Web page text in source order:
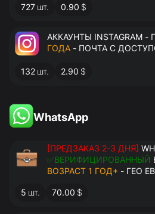
727 шт. 0.90 $
АККАУНТЫ INSTAGRAM -
ГОДА - ПОЧТА С
132 шт. 2.90 $
WhatsApp
[ПРЕДЗАКАЗ 2-3 ДНЯ]
✅ВЕРИФИЦИРОВАННЫЙ
ВОЗРАСТ 1 ГОД+ - ГЕО
- ДОСТУПНО
НОМЕРОВ - ПРАВА
5 шт. 70.00 $